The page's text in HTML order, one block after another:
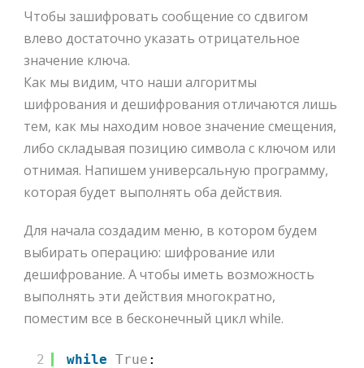
Чтобы зашифровать сообщение со сдвигом
влево достаточно указать отрицательное
значение ключа.
Как мы видим, что наши алгоритмы
шифрования и дешифрования отличаются лишь
тем, как мы находим новое значение смещения,
либо складывая позицию символа с ключом или
отнимая. Напишем универсальную программу,
которая будет выполнять оба действия.
Для начала создадим меню, в котором будем
выбирать операцию: шифрование или
дешифрование. А чтобы иметь возможность
выполнять эти действия многократно,
поместим все в бесконечный цикл while.
2 while True :